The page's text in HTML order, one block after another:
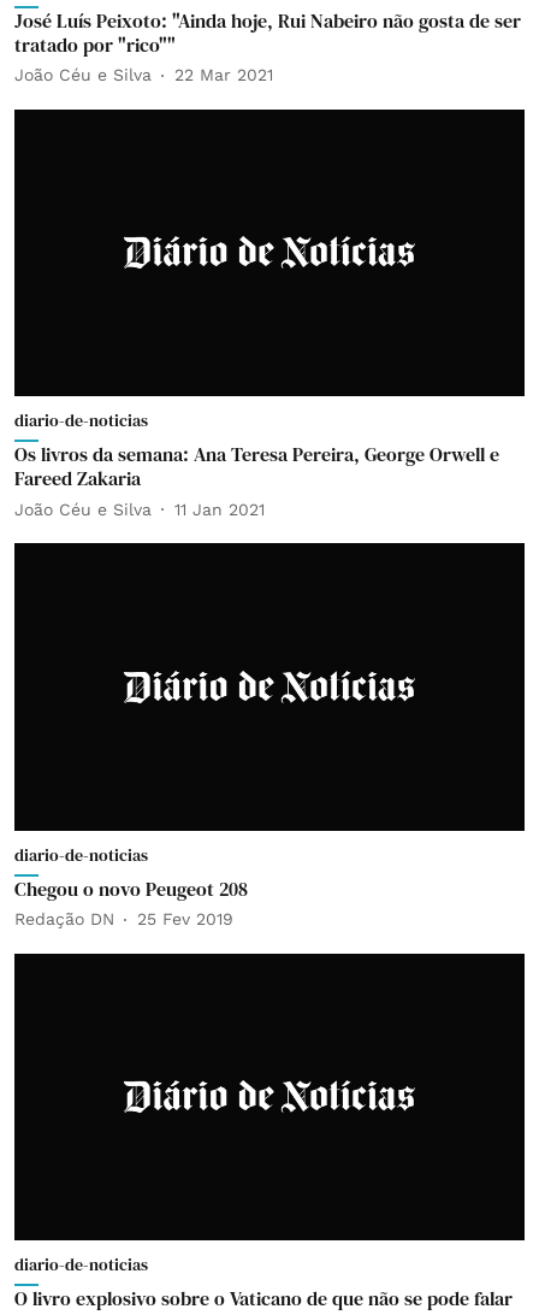
José Luís Peixoto: "Ainda hoje, Rui Nabeiro não gosta de ser
tratado por "rico""
João Céu e Silva 22 Mar 2021
diario-de-noticias
Os livros da semana: Ana Teresa Pereira, George Orwell e
Fareed Zakaria
João Céu e Silva 11 Jan 2021
diario-de-noticias
Chegou o novo Peugeot 208
Redação DN 25 Fev 2019
diario-de-noticias
O livro explosivo sobre o Vaticano de que não se pode falar